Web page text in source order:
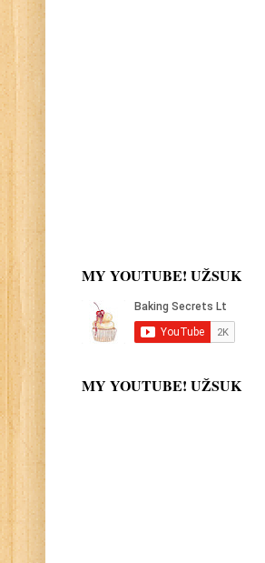
MY YOUTUBE! UŽSUK
MY YOUTUBE! UŽSUK